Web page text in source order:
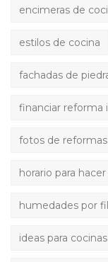
encimeras de
estilos de cocina
fachadas de
financiar reforma
fotos de
horario para
humedades por
ideas para cocinas